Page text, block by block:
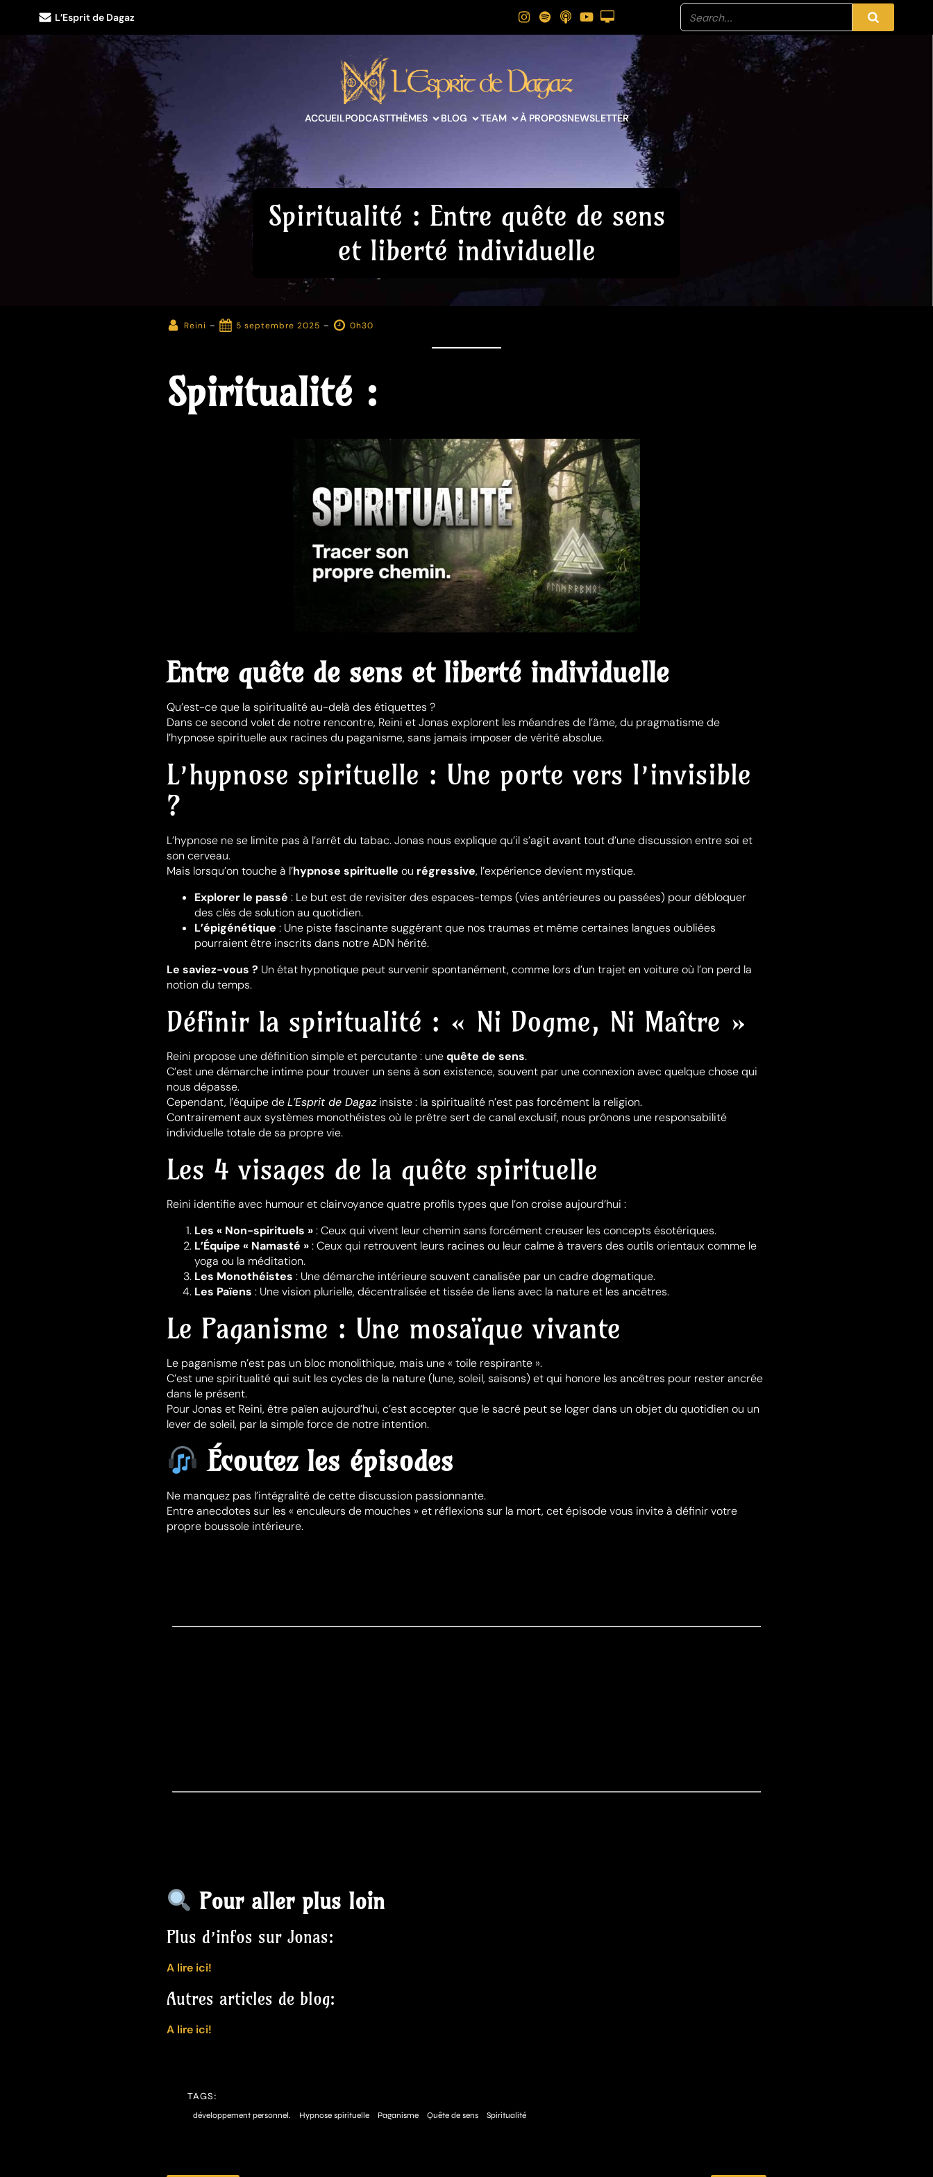
L’Esprit de Dagaz
ACCUEILPODCASTTHÈMES BLOG TEAM À PROPOSNEWSLETTER
Spiritualité : Entre quête de sens
et liberté individuelle
Reini - 5 septembre 2025 - 0h30
Spiritualité :
Entre quête de sens et liberté individuelle
Qu’est-ce que la spiritualité au-delà des étiquettes ?
Dans ce second volet de notre rencontre, Reini et Jonas explorent les méandres de l’âme, du pragmatisme de
l’hypnose spirituelle aux racines du paganisme, sans jamais imposer de vérité absolue.
L’hypnose spirituelle : Une porte vers l’invisible
?
L’hypnose ne se limite pas à l’arrêt du tabac. Jonas nous explique qu’il s’agit avant tout d’une discussion entre soi et
son cerveau.
Mais lorsqu’on touche à l’hypnose spirituelle ou régressive, l’expérience devient mystique.
Explorer le passé : Le but est de revisiter des espaces-temps (vies antérieures ou passées) pour débloquer
des clés de solution au quotidien.
L’épigénétique : Une piste fascinante suggérant que nos traumas et même certaines langues oubliées
pourraient être inscrits dans notre ADN hérité.
Le saviez-vous ? Un état hypnotique peut survenir spontanément, comme lors d’un trajet en voiture où l’on perd la
notion du temps.
Définir la spiritualité : « Ni Dogme, Ni Maître »
Reini propose une définition simple et percutante : unequête de sens.
C’est une démarche intime pour trouver un sens à son existence, souvent par une connexion avec quelque chose qui
nous dépasse.
Cependant, l’équipe deL’Esprit de Dagazinsiste : la spiritualité n’est pas forcément la religion.
Contrairement aux systèmes monothéistes où le prêtre sert de canal exclusif, nous prônons une responsabilité
individuelle totale de sa propre vie.
Les 4 visages de la quête spirituelle
Reini identifie avec humour et clairvoyance quatre profils types que l’on croise aujourd’hui :
Les « Non-spirituels »: Ceux qui vivent leur chemin sans forcément creuser les concepts ésotériques.
L’Équipe « Namasté »: Ceux qui retrouvent leurs racines ou leur calme à travers des outils orientaux comme le
yoga ou la méditation.
Les Monothéistes : Une démarche intérieure souvent canalisée par un cadre dogmatique.
Les Païens : Une vision plurielle, décentralisée et tissée de liens avec la nature et les ancêtres.
Le Paganisme : Une mosaïque vivante
Le paganisme n’est pas un bloc monolithique, mais une « toile respirante ».
C’est une spiritualité qui suit les cycles de la nature (lune, soleil, saisons) et qui honore les ancêtres pour rester ancrée
dans le présent.
Pour Jonas et Reini, être païen aujourd’hui, c’est accepter que le sacré peut se loger dans un objet du quotidien ou un
lever de soleil, par la simple force de notre intention.
Écoutez les épisodes
Ne manquez pas l’intégralité de cette discussion passionnante.
Entre anecdotes sur les « enculeurs de mouches » et réflexions sur la mort, cet épisode vous invite à définir votre
propre boussole intérieure.
Pour aller plus loin
Plus d’infos sur Jonas:
A lire ici!
Autres articles de blog:
A lire ici!
TAGS:
développement personnel. Hypnose spirituelle Paganisme Quête de sens Spiritualité